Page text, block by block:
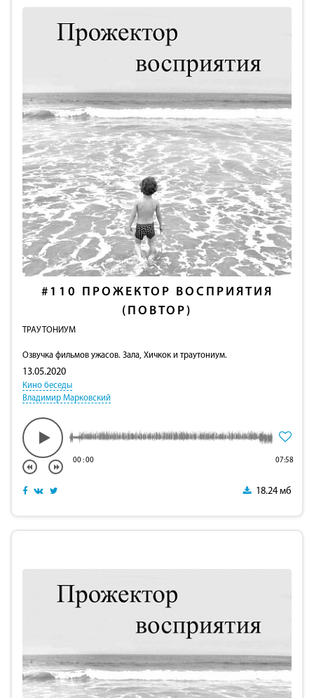
#110 ПРОЖЕКТОР ВОСПРИЯТИЯ
(ПОВТОР)
ТРАУТОНИУМ
Озвучка фильмов ужасов. Зала, Хичкок и траутониум.
13.05.2020
Кино беседы
Владимир Марковский
00:00 07:58
18.24 мб